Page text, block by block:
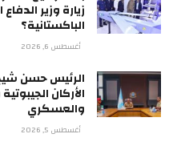
زيارة وزير
الباكستانية؟
أغسطس 6, 2026
الرئيس حسن
الأركان
والعسكري
أغسطس 5, 2026